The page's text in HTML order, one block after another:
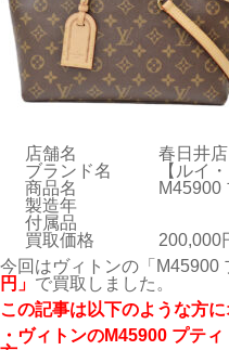
店舗名
春日井店
ブランド名
【ルイ
商品名
M45900
製造年
付属品
買取価格
200,000
今回はヴィトンの「M45900
円」 で買取しました。
こ の記事は以下のような方
・ヴィトンのM45900 プテ